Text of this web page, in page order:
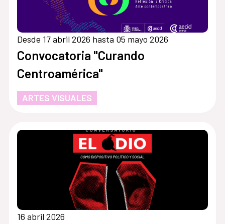
Desde 17 abril 2026 hasta 05 mayo 2026
Convocatoria "Curando
Centroamérica"
ARTES VISUALES
16 abril 2026